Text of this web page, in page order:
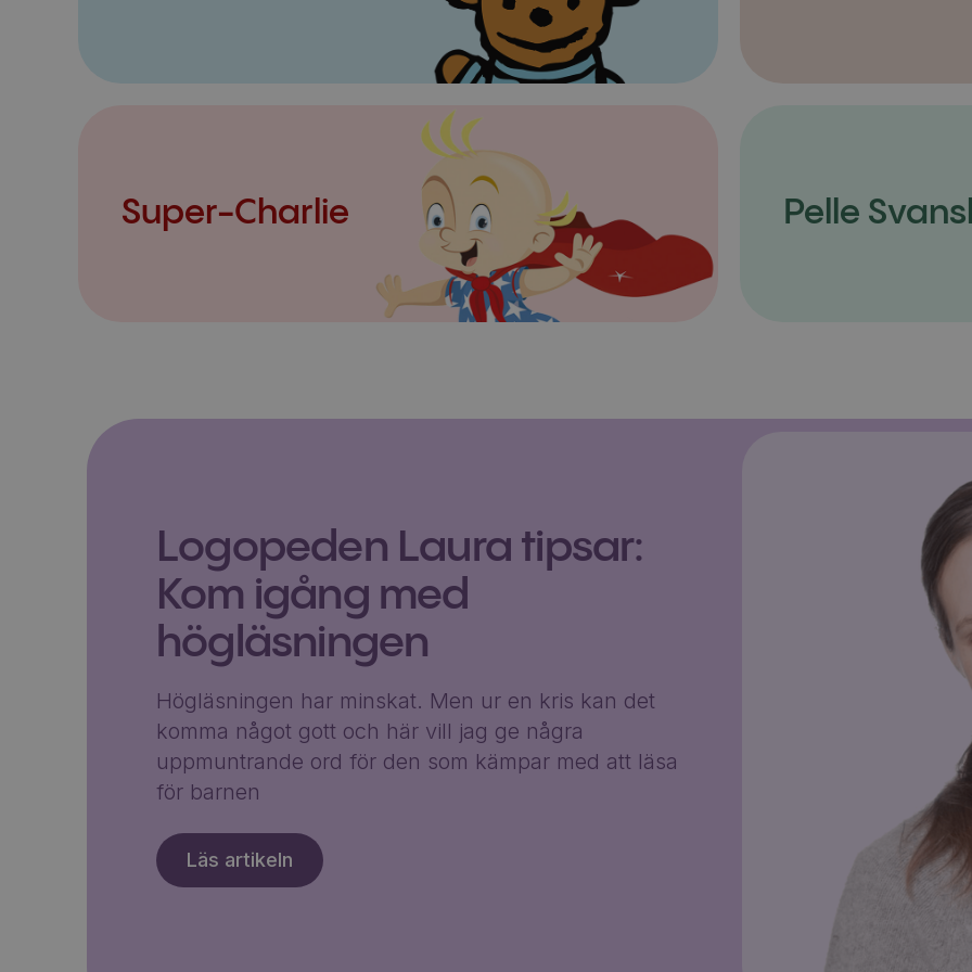
Super-Charlie Pelle
Logopeden Laura tipsar:
Kom igång med
högläsningen
Högläsningen har minskat. Men ur en kris kan det
komma något gott och här vill jag ge några
uppmuntrande ord för den som kämpar med att läsa
för barnen
Läs artikeln